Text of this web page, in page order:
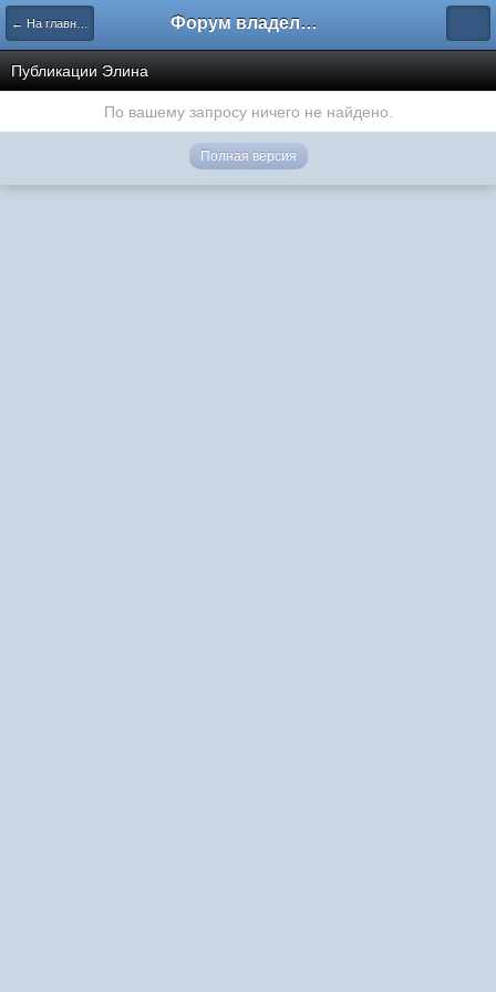
← На главную Форум владельцев интернет-магазинов
Публикации Элина
По вашему запросу ничего не найдено.
Полная версия